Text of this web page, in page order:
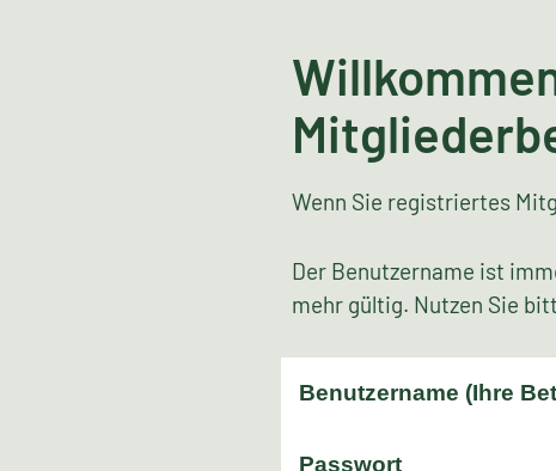
Wenn Sie registriertes
Der Benutzername ist
mehr gültig. Nutzen Sie